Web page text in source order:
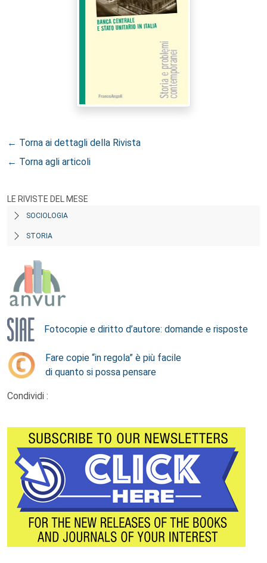
← Torna ai dettagli della Rivista
← Torna agli articoli
LE RIVISTE DEL MESE
SOCIOLOGIA
STORIA
Fotocopie e diritto d’autore: domande e risposte
Fare copie “in regola” è più facile
di quanto si possa pensare
Condividi :